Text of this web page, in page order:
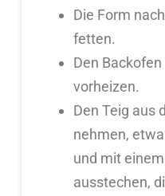
Die Form
fetten.
Den
vorheizen.
Den Teig aus
nehmen,
und mit
ausstechen,